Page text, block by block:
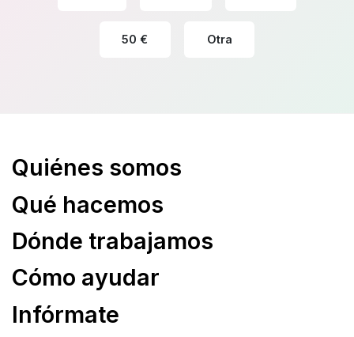
50 € Otra
Quiénes somos
Qué hacemos
Dónde trabajamos
Cómo ayudar
Infórmate